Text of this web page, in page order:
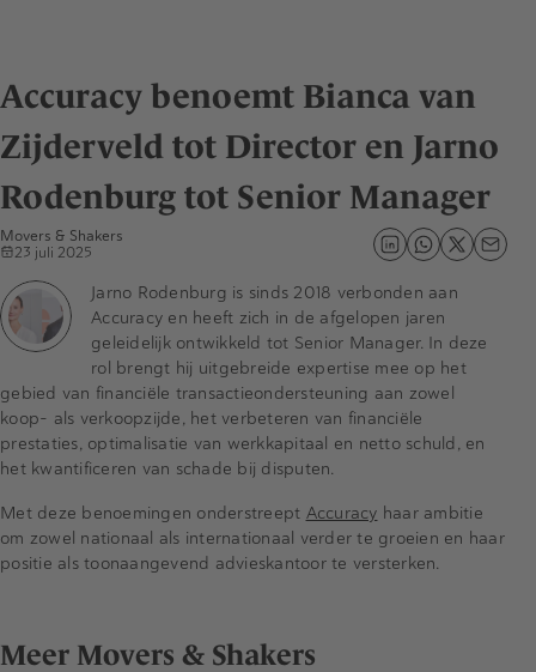
Accuracy benoemt Bianca van
Zijderveld tot Director en Jarno
Rodenburg tot Senior Manager
Movers & Shakers
23 juli 2025
Jarno Rodenburg is sinds 2018 verbonden aan
Accuracy en heeft zich in de afgelopen jaren
geleidelijk ontwikkeld tot Senior Manager. In deze
rol brengt hij uitgebreide expertise mee op het
gebied van financiële transactieondersteuning aan zowel
koop- als verkoopzijde, het verbeteren van financiële
prestaties, optimalisatie van werkkapitaal en netto schuld, en
het kwantificeren van schade bij disputen.
Met deze benoemingen onderstreept Accuracy haar ambitie
om zowel nationaal als internationaal verder te groeien en haar
positie als toonaangevend advieskantoor te versterken.
Meer Movers & Shakers